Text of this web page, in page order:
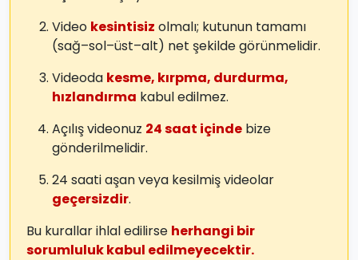
Video kesintisiz olmalı; kutunun tamamı
(sağ–sol–üst–alt) net şekilde görünmelidir.
Videoda kesme, kırpma, durdurma,
hızlandırma kabul edilmez.
Açılış videonuz 24 saat içinde bize
gönderilmelidir.
24 saati aşan veya kesilmiş videolar
geçersizdir.
Bu kurallar ihlal edilirse herhangi bir
sorumluluk kabul edilmeyecektir.